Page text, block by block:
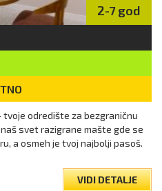
2-7 god
tvoje odredište za bezgraničnu
svet razigrane mašte gde se
a osmeh je tvoj najbolji pasoš.
VIDI DETALJE